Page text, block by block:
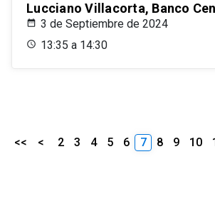
Lucciano Villacorta, Banco
3 de Septiembre de 2024
13:35 a 14:30
<< < 2 3 4 5 6 7 8 9 10